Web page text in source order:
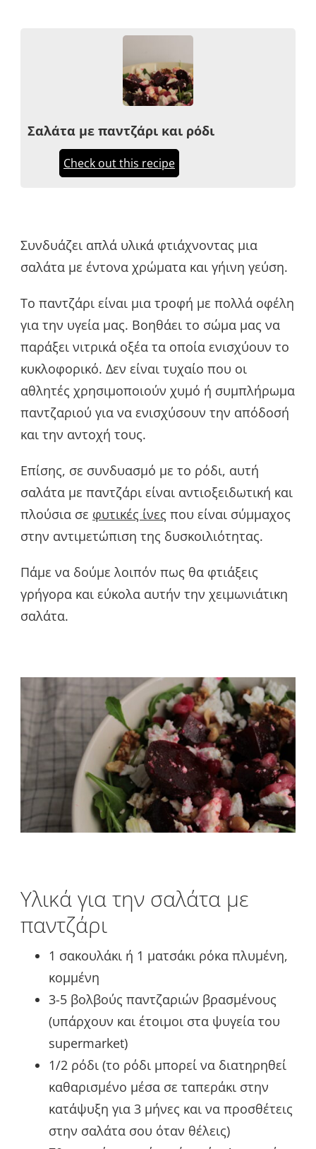
Σαλάτα με παντζάρι και ρόδι
Check out this recipe
Συνδυάζει απλά υλικά φτιάχνοντας μια
σαλάτα με έντονα χρώματα και γήινη γεύση.
Tο παντζάρι είναι μια τροφή με πολλά οφέλη
για την υγεία μας. Βοηθάει το σώμα μας να
παράξει νιτρικά οξέα τα οποία ενισχύουν το
κυκλοφορικό. Δεν είναι τυχαίο που οι
αθλητές χρησιμοποιούν χυμό ή συμπλήρωμα
παντζαριού για να ενισχύσουν την απόδοσή
και την αντοχή τους.
Επίσης, σε συνδυασμό με το ρόδι, αυτή
σαλάτα με παντζάρι είναι αντιοξειδωτική και
πλούσια σε φυτικές ίνες που είναι σύμμαχος
στην αντιμετώπιση της δυσκοιλιότητας.
Πάμε να δούμε λοιπόν πως θα φτιάξεις
γρήγορα και εύκολα αυτήν την χειμωνιάτικη
σαλάτα.
Υλικά για την σαλάτα με
παντζάρι
1 σακουλάκι ή 1 ματσάκι ρόκα πλυμένη,
κομμένη
3-5 βολβούς παντζαριών βρασμένους
(υπάρχουν και έτοιμοι στα ψυγεία του
supermarket)
1/2 ρόδι (το ρόδι μπορεί να διατηρηθεί
καθαρισμένο μέσα σε ταπεράκι στην
κατάψυξη για 3 μήνες και να προσθέτεις
στην σαλάτα σου όταν θέλεις)